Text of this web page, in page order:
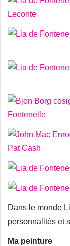
Dans le monde
personnalités et
Ma peinture